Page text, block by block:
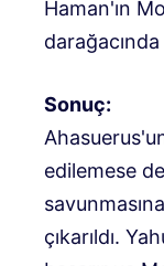
Haman'ın
Sonuç:
edilemese
çıkarıldı.